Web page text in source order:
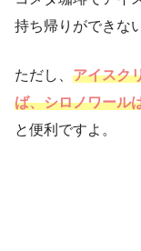
持ち帰りができな
ただし、 アイスク
ば、シロノワール
と便利ですよ。